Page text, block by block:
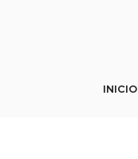
INICIO